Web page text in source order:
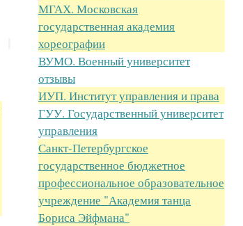
МГАХ. Московская
государственная академия
хореографии
ВУМО. Военный университет
отзывы
ИУП. Институт управления и права
ГУУ. Государственный университет
управления
Санкт-Петербургское
государственное бюджетное
профессиональное образовательное
учреждение "Академия танца
Бориса Эйфмана"